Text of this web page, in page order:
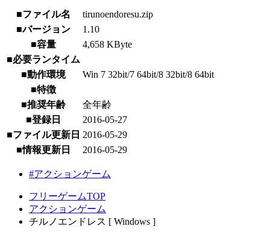
■ファイル名
tirunoendoresu.zip
■バージョン
1.10
■容量
4,658 KByte
■必要ランタイム
■動作環境
Win 7 32bit/7 64bit/8 32bit/8 64bit
■特徴
■推奨年齢
全年齢
■登録日
2016-05-27
■ファイル更新日 2016-05-29
■情報更新日
2016-05-29
#アクションゲーム
フリーゲームTOP
アクションゲーム
チルノエンドレス [ Windows ]